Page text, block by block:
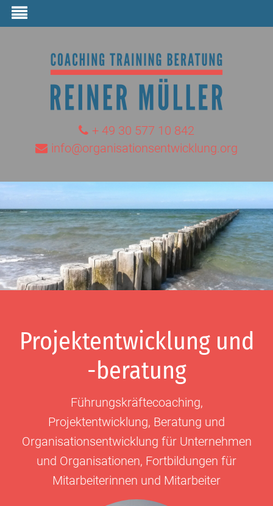
+ 49 30 577 10 842
info@organisationsentwicklung.org
Projektentwicklung und
-beratung
Führungskräftecoaching,
Projektentwicklung, Beratung und
Organisationsentwicklung für Unternehmen
und Organisationen, Fortbildungen für
Mitarbeiterinnen und Mitarbeiter